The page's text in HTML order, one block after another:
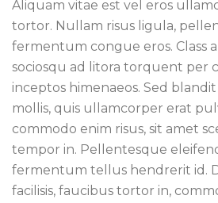
Aliquam vitae est vel eros
tortor. Nullam risus ligula,
fermentum congue eros. Class
sociosqu ad litora torquent per
inceptos himenaeos. Sed
mollis, quis ullamcorper erat
commodo enim risus, sit amet
tempor in. Pellentesque
fermentum tellus hendrerit id.
facilisis, faucibus tortor in,